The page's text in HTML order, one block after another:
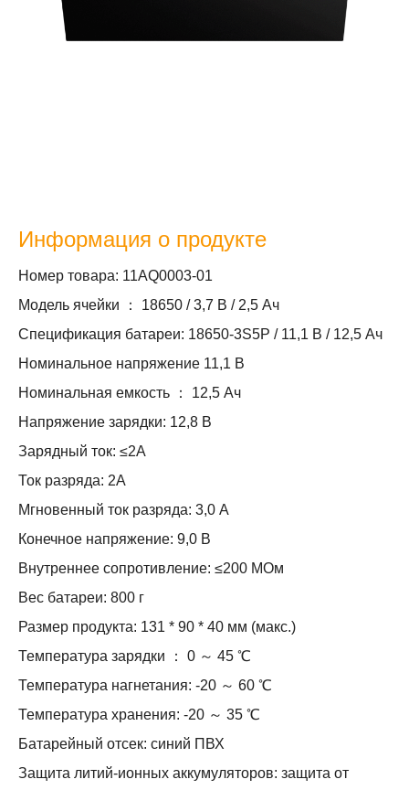
Информация о продукте
Номер товара: 11AQ0003-01
Модель ячейки ： 18650 / 3,7 В / 2,5 Ач
Спецификация батареи: 18650-3S5P / 11,1 В / 12,5 Ач
Номинальное напряжение 11,1 В
Номинальная емкость ： 12,5 Ач
Напряжение зарядки: 12,8 В
Зарядный ток: ≤2А
Ток разряда: 2А
Мгновенный ток разряда: 3,0 А
Конечное напряжение: 9,0 В
Внутреннее сопротивление: ≤200 МОм
Вес батареи: 800 г
Размер продукта: 131 * 90 * 40 мм (макс.)
Температура зарядки ： 0 ～ 45 ℃
Температура нагнетания: -20 ～ 60 ℃
Температура хранения: -20 ～ 35 ℃
Батарейный отсек: синий ПВХ
Защита литий-ионных аккумуляторов: защита от